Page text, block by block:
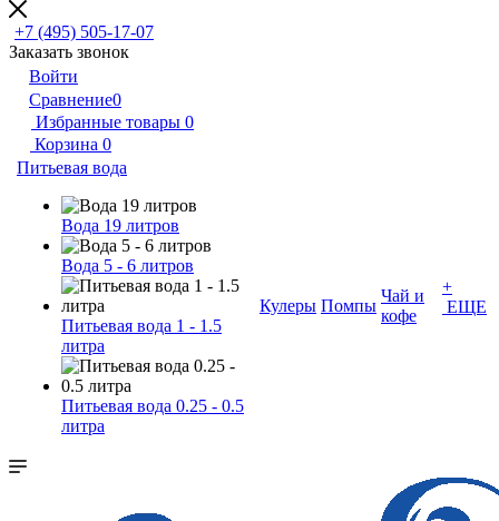
+7 (495) 505-17-07
Заказать звонок
Войти
Сравнение0
Избранные товары 0
Корзина 0
Питьевая вода
Вода 19 литров
Вода 5 - 6 литров
Питьевая вода 1 - 1.5
литра
Питьевая вода 0.25 - 0.5
литра
Кулеры Помпы
Чай и
кофе
+
ЕЩЕ